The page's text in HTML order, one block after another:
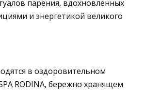
парения, вдохновленных
и энергетикой великого
в оздоровительном
RODINA, бережно хранящем